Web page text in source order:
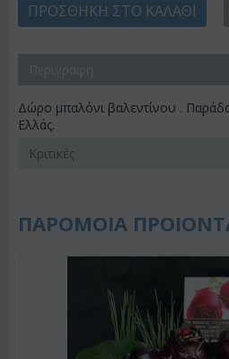
ΠΡΟΣΘΉΚΗ ΣΤΟ ΚΑΛΆΘΙ
Δώρο μπαλόνι βαλεντίνου .
Ελλάς.
Κριτικές
ΠΑΡΟΜΟΙΑ